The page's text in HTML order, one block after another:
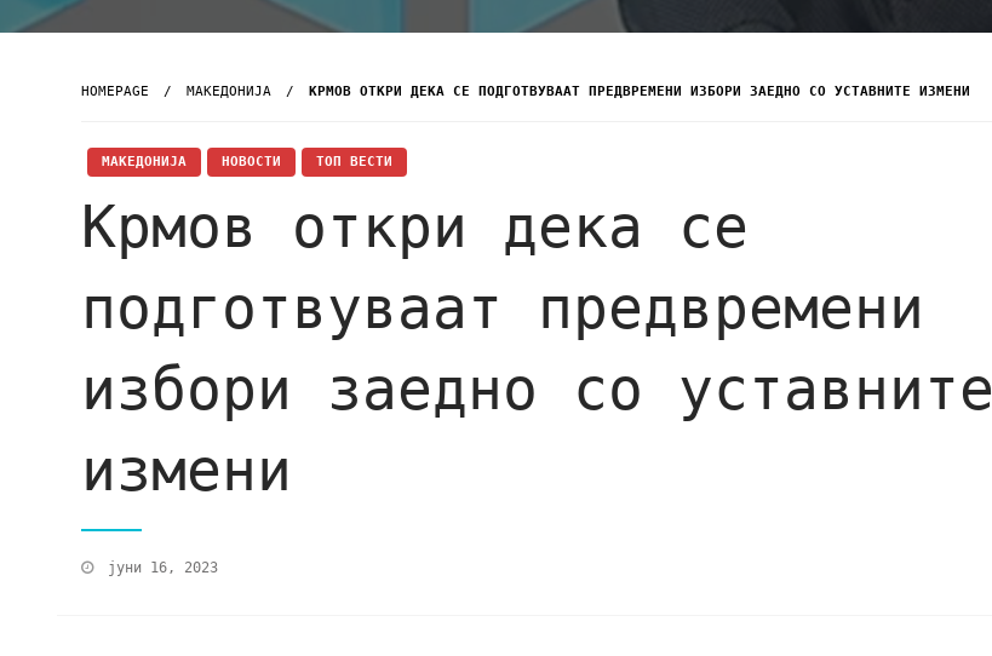
HOMEPAGE МАКЕДОНИЈА КРМОВ ОТКРИ ДЕКА СЕ ПОДГОТВУВААТ ПРЕДВРЕМЕНИ ИЗБОРИ ЗАЕДНО СО УСТАВНИТЕ ИЗМЕНИ
МАКЕДОНИЈА НОВОСТИ ТОП ВЕСТИ
Крмов откри дека се
подготвуваат предвремени
избори заедно со уставните
измени
јуни 16, 2023